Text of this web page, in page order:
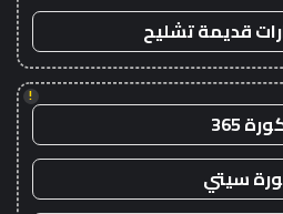
قديمة تشليح
!
365
سيتي